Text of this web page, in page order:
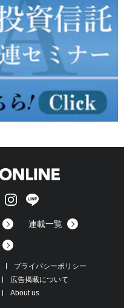
連載一覧
プライバシーポリシー
広告掲載について
About us